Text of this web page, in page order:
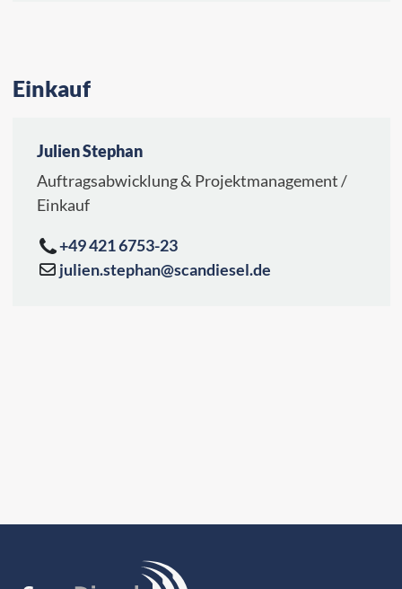
Einkauf
Julien Stephan
Auftragsabwicklung & Projektmanagement /
Einkauf
+49 421 6753-23
julien.stephan@scandiesel.de